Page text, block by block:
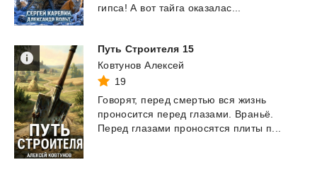
гипса! А вот тайга оказалас...
Путь Строителя 15
Ковтунов Алексей
19
Говорят, перед смертью вся жизнь
проносится перед глазами.
Враньё.
Перед глазами проносятся плиты п...